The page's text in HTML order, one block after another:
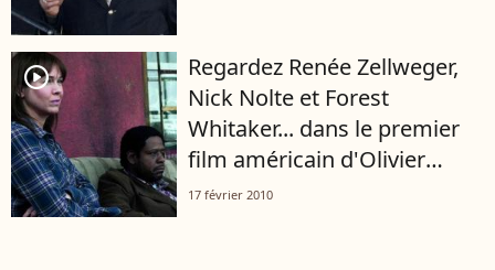
player2
Regardez Renée Zellweger,
Nick Nolte et Forest
Whitaker... dans le premier
film américain d'Olivier
Dahan !
17 février 2010